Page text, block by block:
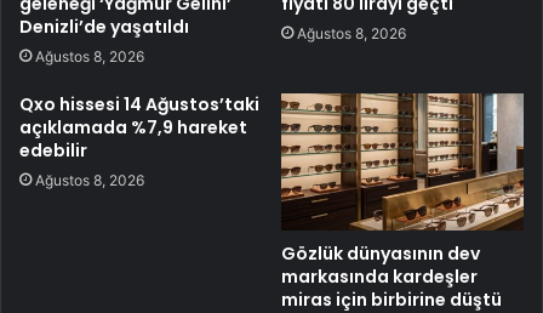
Denizli’de yaşatıldı
Ağustos 8, 2026
Ağustos 8, 2026
Qxo hissesi 14 Ağustos’taki
açıklamada %7,9 hareket
edebilir
Ağustos 8, 2026
Gözlük dünyasının dev
markasında kardeşler
miras için birbirine düştü